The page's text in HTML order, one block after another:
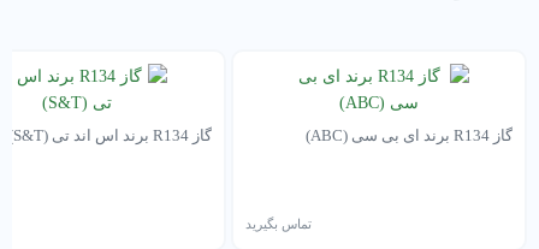
گاز R134 برند ای بی سی (ABC)
تماس بگیرید
گاز R134 برند اس اند تی (S&T)